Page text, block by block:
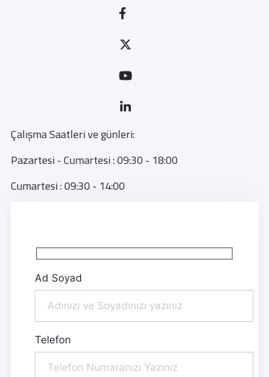
Çalışma Saatleri ve günleri:
Pazartesi - Cumartesi : 09:30 - 18:00
Cumartesi : 09:30 - 14:00
Ad Soyad
Telefon